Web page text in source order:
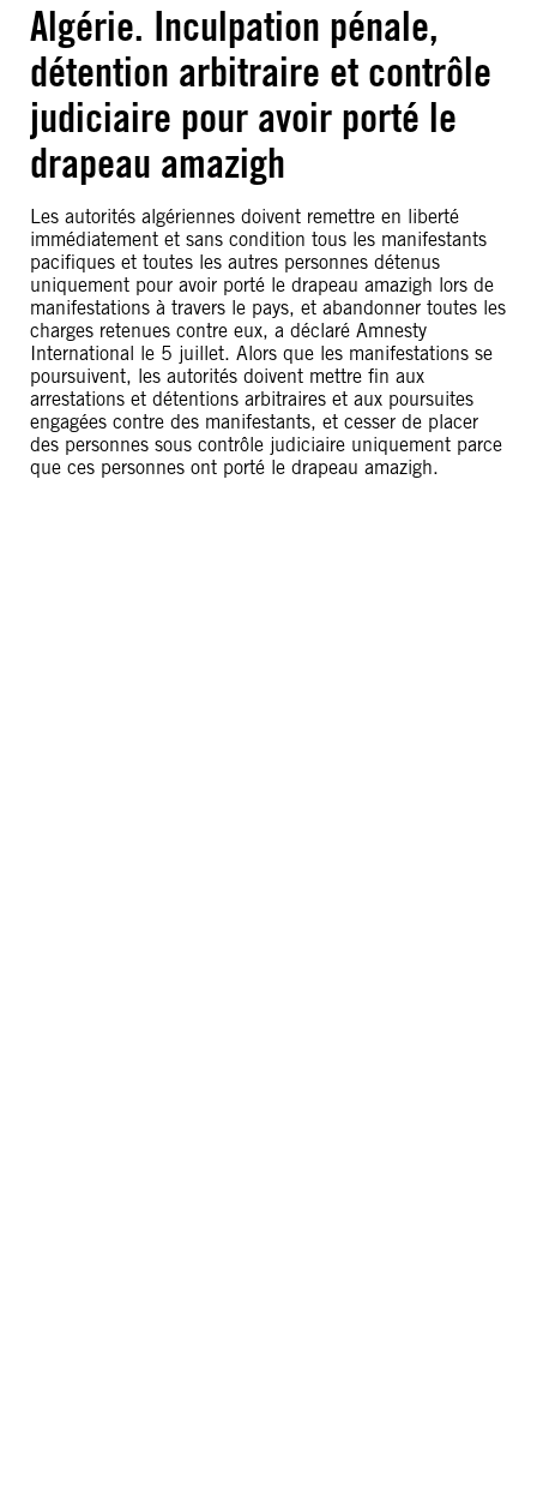
Algérie. Inculpation pénale,
détention arbitraire et contrôle
judiciaire pour avoir porté le
drapeau amazigh
Les autorités algériennes doivent remettre en liberté
immédiatement et sans condition tous les manifestants
pacifiques et toutes les autres personnes détenus
uniquement pour avoir porté le drapeau amazigh lors de
manifestations à travers le pays, et abandonner toutes les
charges retenues contre eux, a déclaré Amnesty
International le 5 juillet. Alors que les manifestations se
poursuivent, les autorités doivent mettre fin aux
arrestations et détentions arbitraires et aux poursuites
engagées contre des manifestants, et cesser de placer
des personnes sous contrôle judiciaire uniquement parce
que ces personnes ont porté le drapeau amazigh.